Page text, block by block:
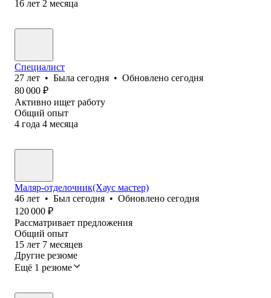
16 лет 2 месяца
Специалист
27 лет • Была сегодня • Обновлено сегодня
80 000 ₽
Активно ищет работу
Общий опыт
4 года 4 месяца
Маляр-отделочник(Хаус мастер)
46 лет • Был сегодня • Обновлено сегодня
120 000 ₽
Рассматривает предложения
Общий опыт
15 лет 7 месяцев
Другие резюме
Ещё 1 резюме